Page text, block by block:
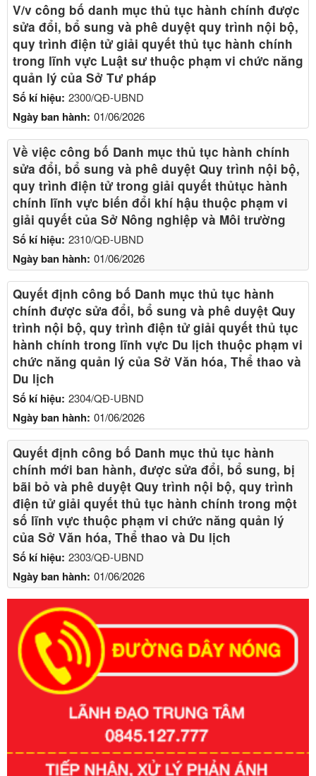
Số kí hiệu: 2300/QĐ-UBND
Ngày ban hành: 01/06/2026
V/v công bố danh mục thủ tục hành chính được
sửa đổi, bổ sung và phê duyệt quy trình nội bộ,
quy trình điện tử giải quyết thủ tục hành chính
trong lĩnh vực Luật sư thuộc phạm vi chức năng
quản lý của Sở Tư pháp
Số kí hiệu: 2310/QĐ-UBND
Ngày ban hành: 01/06/2026
Về việc công bố Danh mục thủ tục hành chính
sửa đổi, bổ sung và phê duyệt Quy trình nội bộ,
quy trình điện tử trong giải quyết thủtục hành
chính lĩnh vực biến đổi khí hậu thuộc phạm vi
giải quyết của Sở Nông nghiệp và Môi trường
Số kí hiệu: 2304/QĐ-UBND
Ngày ban hành: 01/06/2026
Quyết định công bố Danh mục thủ tục hành
chính được sửa đổi, bổ sung và phê duyệt Quy
trình nội bộ, quy trình điện tử giải quyết thủ tục
hành chính trong lĩnh vực Du lịch thuộc phạm vi
chức năng quản lý của Sở Văn hóa, Thể thao và
Du lịch
Số kí hiệu: 2303/QĐ-UBND
Ngày ban hành: 01/06/2026
Quyết định công bố Danh mục thủ tục hành
chính mới ban hành, được sửa đổi, bổ sung, bị
bãi bỏ và phê duyệt Quy trình nội bộ, quy trình
điện tử giải quyết thủ tục hành chính trong một
số lĩnh vực thuộc phạm vi chức năng quản lý
của Sở Văn hóa, Thể thao và Du lịch